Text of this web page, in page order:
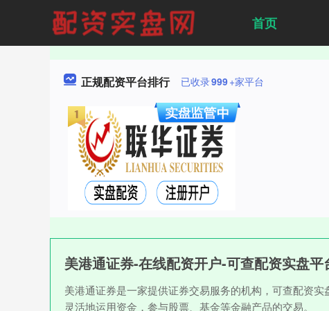
首页
正规配资平台排行 已收录999+家平台
美港通证券-在线配资开户-可查配资实盘平
美港通证券是一家提供证券交易服务的机构，可查配资
灵活地运用资金，参与股票、基金等金融产品的交易。